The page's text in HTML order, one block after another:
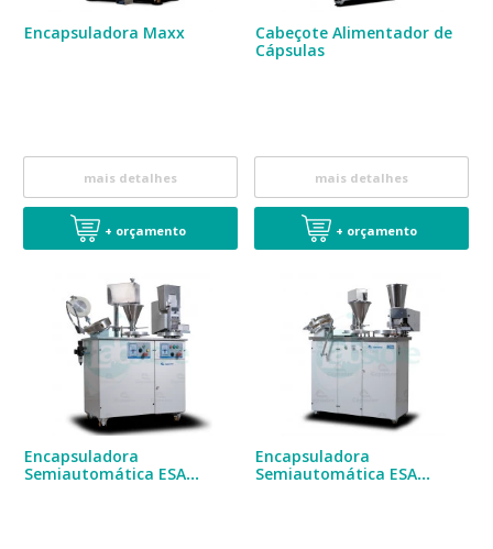
Encapsuladora Maxx
mais detalhes
+ orçamento
Cabeçote Alimentador de
Cápsulas
mais detalhes
+ orçamento
Encapsuladora
Semiautomática ESA
Encapsuladora
Semiautomática ESA